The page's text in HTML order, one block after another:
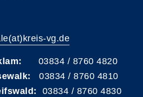
vg.de
03834 / 8760 4820
03834 / 8760 4810
03834 / 8760 4830